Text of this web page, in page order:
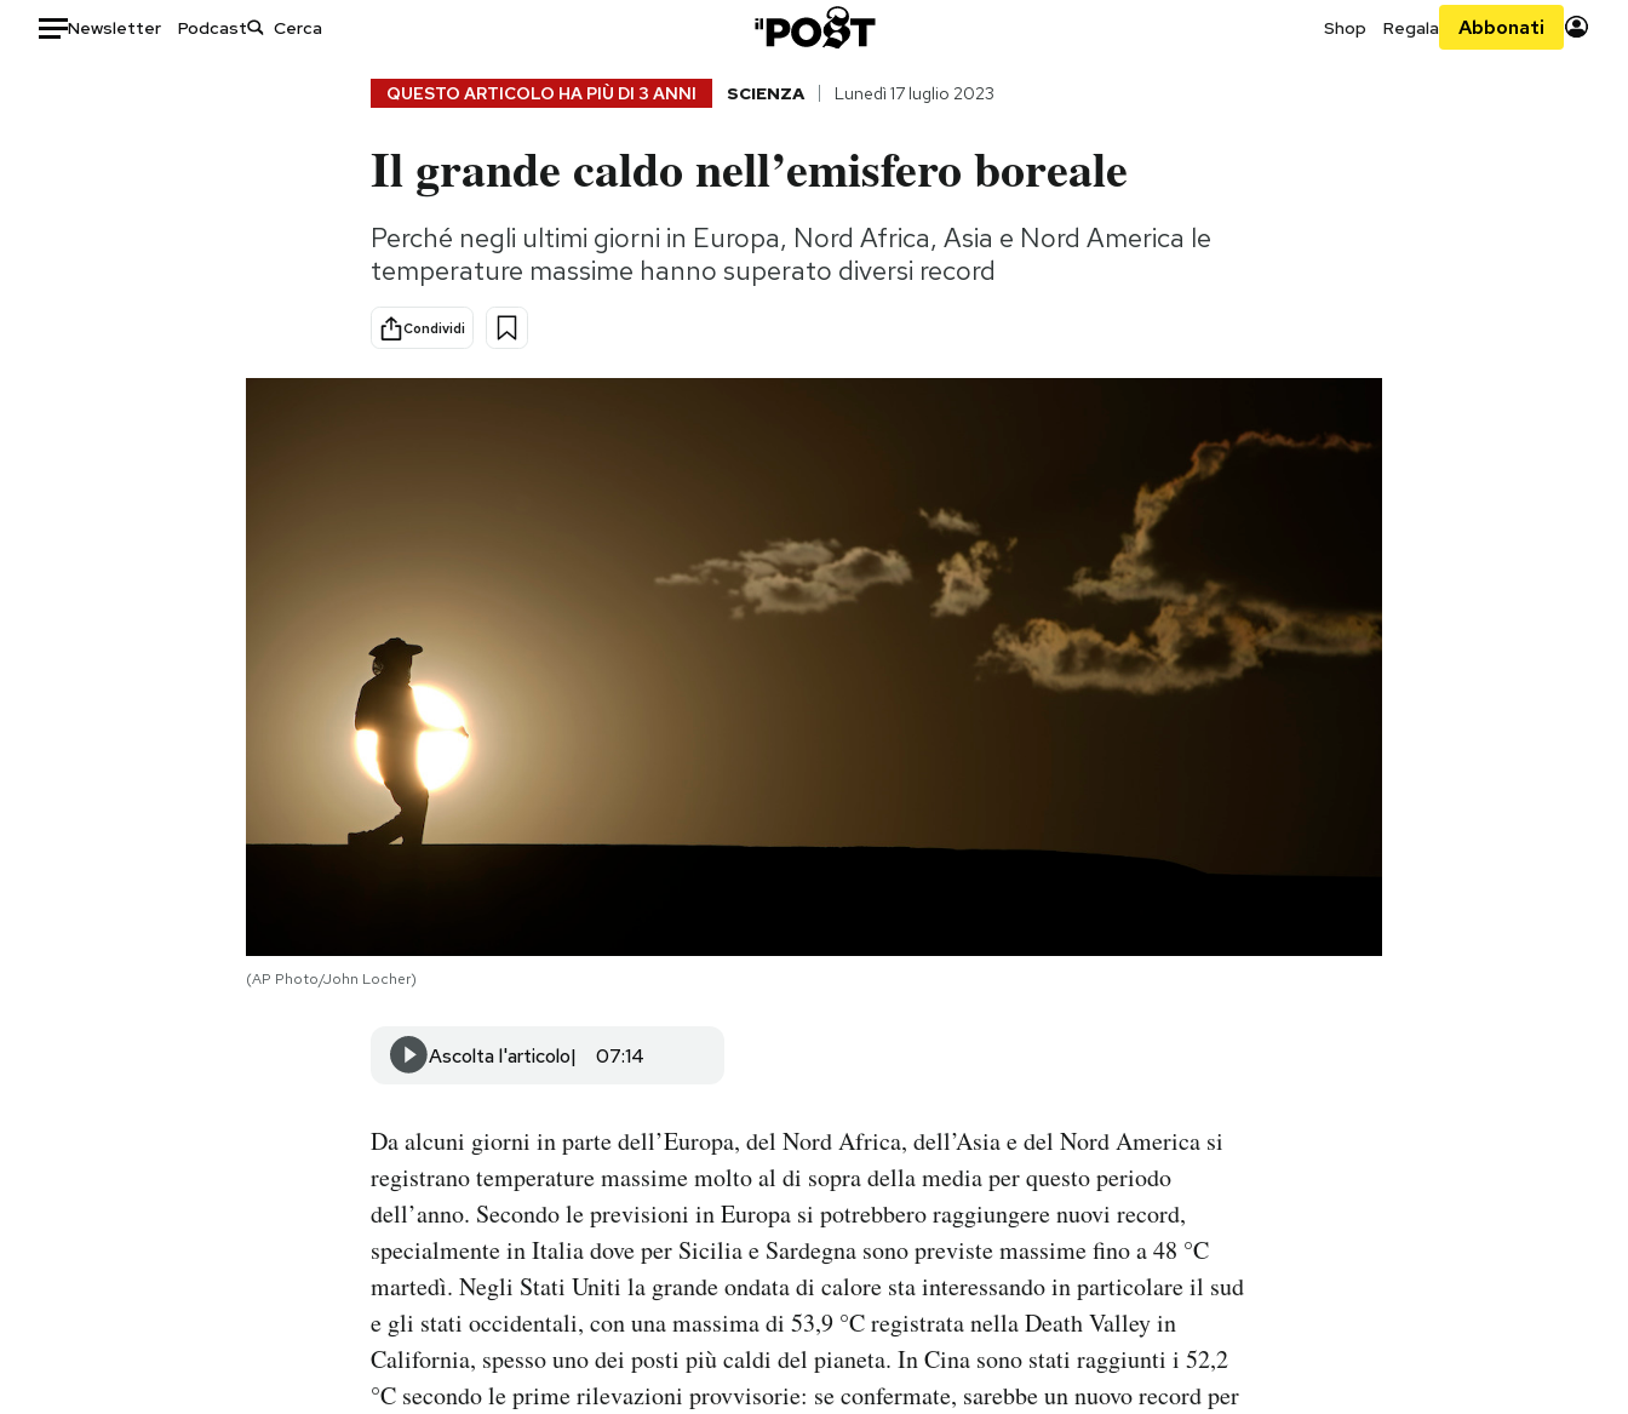
Newsletter Podcast Shop Regala Abbonati
Consumismi
Storie/Idee
Ok Boomer!
Media
AREA PERSONALE
QUESTO ARTICOLO HA PIÙ DI 3 ANNI SCIENZA Lunedì 17 luglio 2023
Il grande caldo nell’emisfero boreale
Perché negli ultimi giorni in Europa, Nord Africa, Asia e Nord America le
temperature massime hanno superato diversi record
Condividi
(AP Photo/John Locher)
Ascolta l'articolo 07:14
Da alcuni giorni in parte dell’Europa, del Nord Africa, dell’Asia e del Nord America si
registrano temperature massime molto al di sopra della media per questo periodo
dell’anno. Secondo le previsioni in Europa si potrebbero raggiungere nuovi record,
specialmente in Italia dove per Sicilia e Sardegna sono previste massime fino a 48 °C
martedì. Negli Stati Uniti la grande ondata di calore sta interessando in particolare il sud
e gli stati occidentali, con una massima di 53,9 °C registrata nella Death Valley in
California, spesso uno dei posti più caldi del pianeta. In Cina sono stati raggiunti i 52,2
°C secondo le prime rilevazioni provvisorie: se confermate, sarebbe un nuovo record per